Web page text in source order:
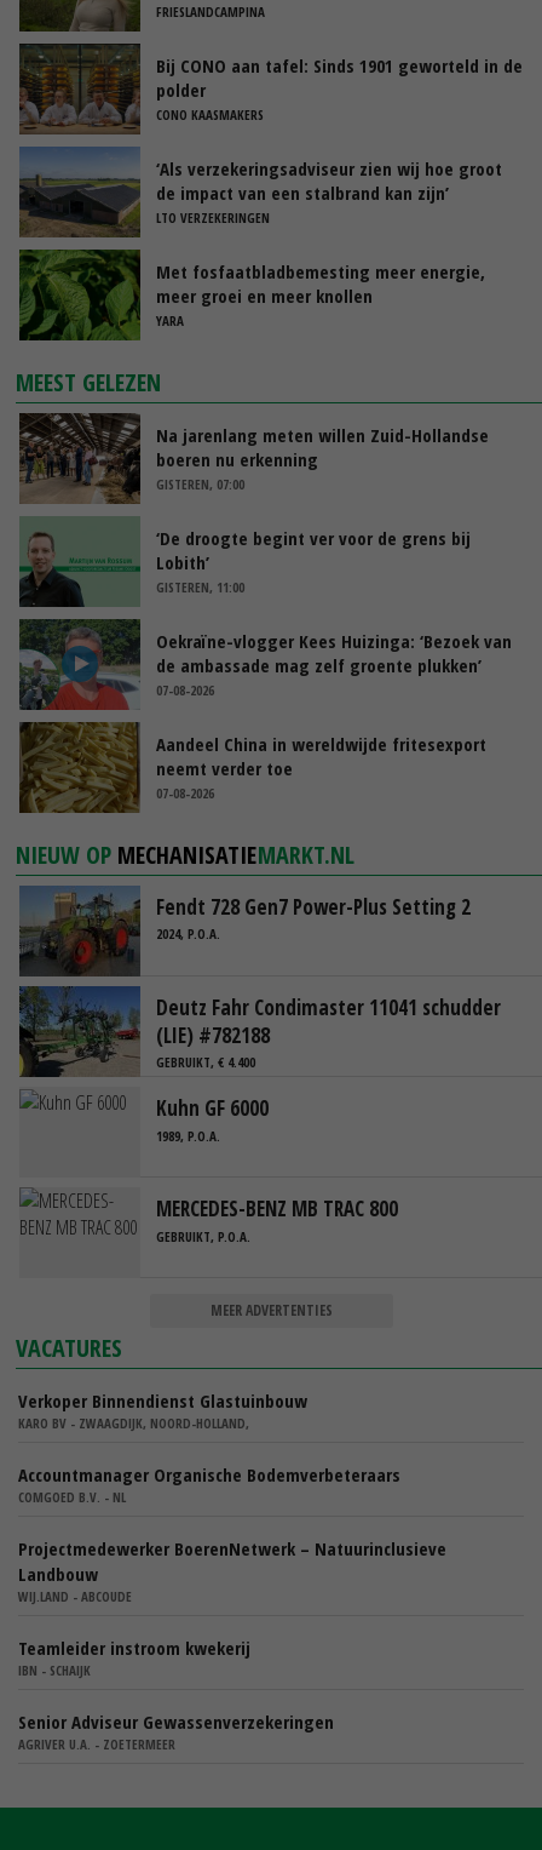
FRIESLANDCAMPINA
Bij CONO aan tafel: Sinds 1901 geworteld in de
polder
CONO KAASMAKERS
‘Als verzekeringsadviseur zien wij hoe groot
de impact van een stalbrand kan zijn’
LTO VERZEKERINGEN
Met fosfaatbladbemesting meer energie,
meer groei en meer knollen
YARA
MEEST GELEZEN
Na jarenlang meten willen Zuid-Hollandse
boeren nu erkenning
GISTEREN, 07:00
‘De droogte begint ver voor de grens bij
Lobith’
GISTEREN, 11:00
Oekraïne-vlogger Kees Huizinga: ‘Bezoek van
de ambassade mag zelf groente plukken’
07-08-2026
Aandeel China in wereldwijde fritesexport
neemt verder toe
07-08-2026
NIEUW OP MECHANISATIEMARKT.NL
Fendt 728 Gen7 Power-Plus Setting 2
2024, P.O.A.
Deutz Fahr Condimaster 11041 schudder
(LIE) #782188
GEBRUIKT, € 4.400
Kuhn GF 6000
1989, P.O.A.
MERCEDES-BENZ MB TRAC 800
GEBRUIKT, P.O.A.
MEER ADVERTENTIES
VACATURES
Verkoper Binnendienst Glastuinbouw
KARO BV - ZWAAGDIJK, NOORD-HOLLAND,
Accountmanager Organische Bodemverbeteraars
COMGOED B.V. - NL
Projectmedewerker BoerenNetwerk – Natuurinclusieve
Landbouw
WIJ.LAND - ABCOUDE
Teamleider instroom kwekerij
IBN - SCHAIJK
Senior Adviseur Gewassenverzekeringen
AGRIVER U.A. - ZOETERMEER